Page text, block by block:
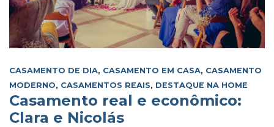
CASAMENTO DE DIA, CASAMENTO EM CASA, CASAMENTO
MODERNO, CASAMENTOS REAIS, DESTAQUE NA HOME
Casamento real e econômico:
Clara e Nicolás